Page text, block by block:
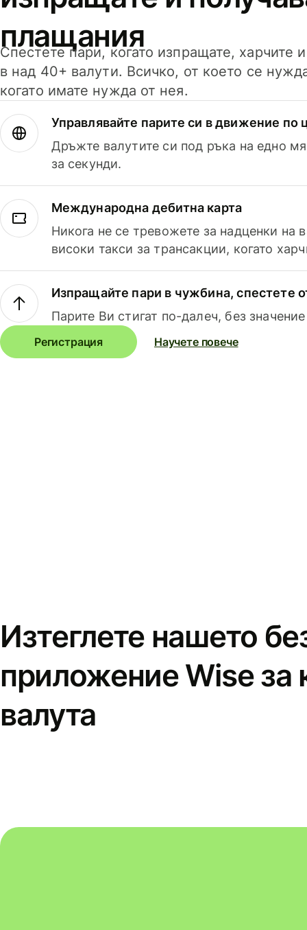
плащания
Спестете пари, когато изпращате, харчите
в над 40+ валути. Всичко, от което се
когато имате нужда от нея.
Управлявайте парите си в движение по
Дръжте валутите си под ръка на едно
за секунди.
Международна дебитна карта
Никога не се тревожете за надценки на
високи такси за трансакции, когато
Изпращайте пари в чужбина, спестете
Парите Ви стигат по-далеч, без
Регистрация Научете повече
Изтеглете нашето
приложение Wise за
валута